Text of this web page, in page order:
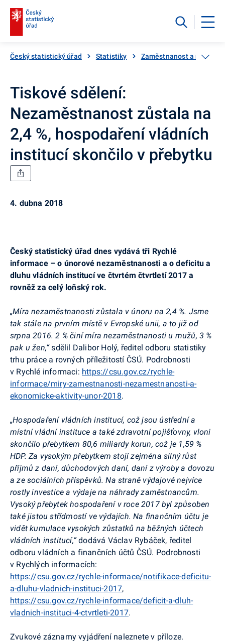
Český statistický úřad Statistiky Zaměstnanost a
Tiskové sdělení:
Nezaměstnanost zůstala na
2,4 %, hospodaření vládních
institucí skončilo v přebytku
4. dubna 2018
Český statistický úřad dnes vydává tři Rychlé
informace – o únorové nezaměstnanosti a o deficitu a
dluhu vládních institucí ve čtvrtém čtvrtletí 2017 a
rovněž za celý loňský rok.
„Míra nezaměstnanosti zůstala v únoru na 2,4 %. Jsme
tak stále na prvním místě v Evropské unii, a to již od
srpna 2016. 2 % činí míra nezaměstnanosti u mužů, 3 %
pak u žen,“sdělil Dalibor Holý, ředitel odboru statistiky
trhu práce a rovných příležitostí ČSÚ. Podrobnosti
v Rychlé informaci: https://csu.gov.cz/rychle-
informace/miry-zamestnanosti-nezamestnanosti-a-
ekonomicke-aktivity-unor-2018.
„Hospodaření vládních institucí, což jsou ústřední a
místní vládní instituce a také zdravotní pojišťovny, vloni
skončilo přebytkem 80,6 miliardy korun, což je 1,59 %
HDP. Za vysokým přebytkem stojí zejména silný růst
příjmů z daní, důchodových daní, daní z výroby a dovozu
a ze sociálních příspěvků. Na straně výdajové nejvíce
rostly investice a výdaje na náhrady zaměstnancům.
Vysoký přebytek hospodaření v roce 2017 byl způsoben
také jistou střídmostí ve výdajích. Na finančním účtu je
vidět kumulace vysokých zůstatků na běžných účtech
vládních institucí,“dodává Václav Rybáček, ředitel
odboru vládních a finančních účtů ČSÚ. Podrobnosti
v Rychlých informacích:
https://csu.gov.cz/rychle-informace/notifikace-deficitu-
a-dluhu-vladnich-instituci-2017,
https://csu.gov.cz/rychle-informace/deficit-a-dluh-
vladnich-instituci-4-ctvrtleti-2017.
Zvukové záznamy vyjádření naleznete v příloze.